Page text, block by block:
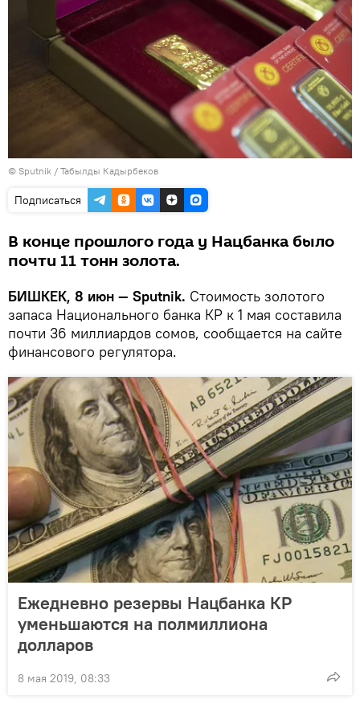
© Sputnik / Табылды Кадырбеков
Подписаться
В конце прошлого года у Нацбанка было
почти 11 тонн золота.
БИШКЕК, 8 июн — Sputnik. Стоимость золотого
запаса Национального банка КР к 1 мая составила
почти 36 миллиардов сомов, сообщается на сайте
финансового регулятора.
Ежедневно резервы Нацбанка КР
уменьшаются на полмиллиона
долларов
8 мая 2019, 08:33